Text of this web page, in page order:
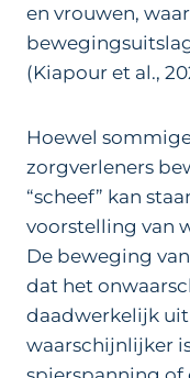
en vrouwen,
(Kiapour et al.,
Hoewel
zorgverleners
“scheef” kan
voorstelling van
De beweging
dat het
daadwerkelijk
waarschijnlijker